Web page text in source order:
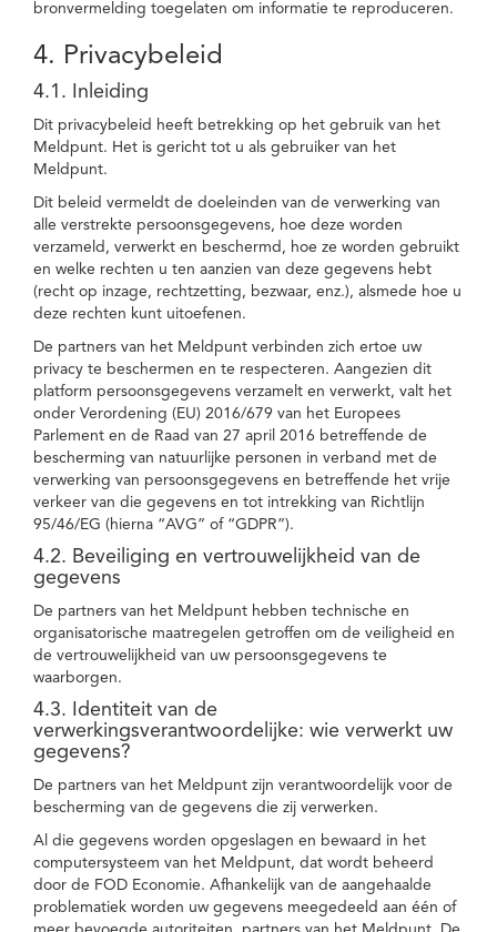
bronvermelding toegelaten om informatie te reproduceren.
4. Privacybeleid
4.1. Inleiding
Dit privacybeleid heeft betrekking op het gebruik van het
Meldpunt. Het is gericht tot u als gebruiker van het
Meldpunt.
Dit beleid vermeldt de doeleinden van de verwerking van
alle verstrekte persoonsgegevens, hoe deze worden
verzameld, verwerkt en beschermd, hoe ze worden gebruikt
en welke rechten u ten aanzien van deze gegevens hebt
(recht op inzage, rechtzetting, bezwaar, enz.), alsmede hoe u
deze rechten kunt uitoefenen.
De partners van het Meldpunt verbinden zich ertoe uw
privacy te beschermen en te respecteren. Aangezien dit
platform persoonsgegevens verzamelt en verwerkt, valt het
onder Verordening (EU) 2016/679 van het Europees
Parlement en de Raad van 27 april 2016 betreffende de
bescherming van natuurlijke personen in verband met de
verwerking van persoonsgegevens en betreffende het vrije
verkeer van die gegevens en tot intrekking van Richtlijn
95/46/EG (hierna “AVG” of “GDPR”).
4.2. Beveiliging en vertrouwelijkheid van de
gegevens
De partners van het Meldpunt hebben technische en
organisatorische maatregelen getroffen om de veiligheid en
de vertrouwelijkheid van uw persoonsgegevens te
waarborgen.
4.3. Identiteit van de
verwerkingsverantwoordelijke: wie verwerkt uw
gegevens?
De partners van het Meldpunt zijn verantwoordelijk voor de
bescherming van de gegevens die zij verwerken.
Al die gegevens worden opgeslagen en bewaard in het
computersysteem van het Meldpunt, dat wordt beheerd
door de FOD Economie. Afhankelijk van de aangehaalde
problematiek worden uw gegevens meegedeeld aan één of